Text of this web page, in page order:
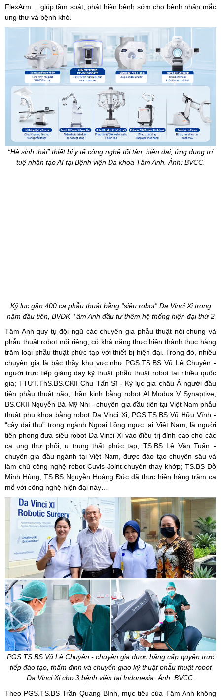
FlexArm… giúp tầm soát, phát hiện bệnh sớm cho bệnh nhân mắc
ung thư và bệnh khó.
“Hệ sinh thái” thiết bị y tế công nghệ tối tân, hiện đại, ứng dụng trí
tuệ nhân tạo AI tại Bệnh viện Đa khoa Tâm Anh. Ảnh: BVCC.
Kỷ lục gần 400 ca phẫu thuật bằng “siêu robot” Da Vinci Xi trong
năm đầu tiên, BVĐK Tâm Anh đầu tư thêm hệ thống hiện đại thứ 2
Tâm Anh quy tụ đội ngũ các chuyên gia phẫu thuật nói chung và
phẫu thuật robot nói riêng, có khả năng thực hiện thành thục hàng
trăm loại phẫu thuật phức tạp với thiết bị hiện đại. Trong đó, nhiều
chuyên gia là bậc thầy khu vực như PGS.TS.BS Vũ Lê Chuyên -
người trực tiếp giảng dạy kỹ thuật phẫu thuật robot tại nhiều quốc
gia;TTƯT.ThS.BS .CKII Chu Tấn Sĩ - Kỷ lục gia châu Á người đầu
tiên phẫu thuật não, thần kinh bằng robot AI Modus V Synaptive;
BS.CKII Nguyễn Bá Mỹ Nhi - chuyên gia đầu tiên tại Việt Nam phẫu
thuật phụ khoa bằng robot Da Vinci Xi; PGS.TS.BSVũ Hữu Vĩnh -
“cây đại thụ” trong ngành Ngoại Lồng ngực tại Việt Nam, là người
tiên phong đưa siêu robot Da Vinci Xi vào điều trị đỉnh cao cho các
ca ung thư phổi, u trung thất phức tạp; TS.BSLê Văn Tuấn -
chuyên gia đầu ngành tại Việt Nam, được đào tạo chuyên sâu và
làm chủ công nghệ robot Cuvis-Joint chuyên thay khớp;TS.BS Đỗ
Minh Hùng, TS.BS Nguyễn Hoàng Đức đã thực hiện hàng trăm ca
mổ với công nghệ hiện đại này…
PGS.TS.BS Vũ Lê Chuyên - chuyên gia được hãng cấp quyền trực
tiếp đào tạo, thẩm định và chuyển giao kỹ thuật phẫu thuật robot
Da Vinci Xi cho 3 bệnh viện tại Indonesia. Ảnh: BVCC.
Theo PGS.TS.BS Trần Quang Bính, mục tiêu của Tâm Anh không